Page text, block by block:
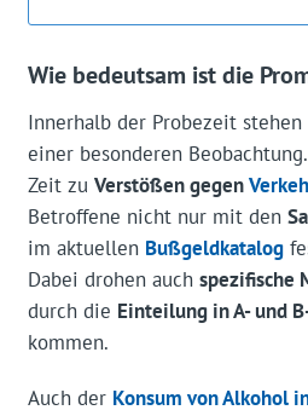
Wie bedeutsam ist die
Innerhalb der Probezeit
einer besonderen
Zeit zu Verstößen gegen
Betroffene nicht nur mit den
im aktuellen Bußgeldkatalog
Dabei drohen auch spezifische
durch die Einteilung in A- und
kommen.
Auch der Konsum von Alkohol